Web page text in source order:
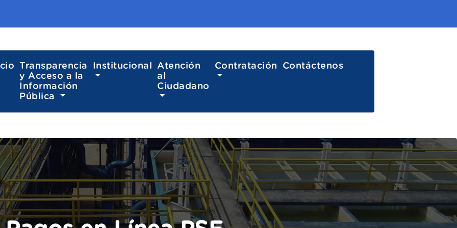
Transparencia
y Acceso a la
Información
Pública
Institucional
Atención
al
Ciudadano
Contratación Contáctenos